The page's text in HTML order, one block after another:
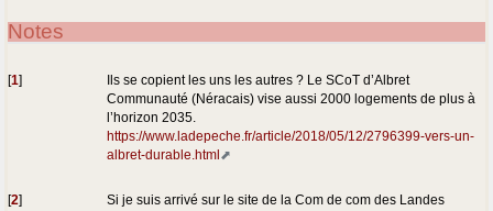
Notes
[1]
Ils se copient les uns les autres ? Le SCoT d’Albret
Communauté (Néracais) vise aussi 2000 logements de plus à
l’horizon 2035.
https://www.ladepeche.fr/article/2018/05/12/2796399-vers-un-
albret-durable.html
[2]
Si je suis arrivé sur le site de la Com de com des Landes